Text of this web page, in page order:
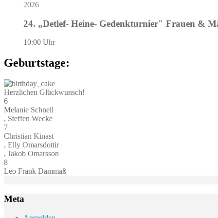
2026
24. „Detlef- Heine- Gedenkturnier" Frauen &
10:00 Uhr
Geburtstage:
Herzlichen Glückwunsch!
6
Melanie Schnell
, Steffen Wecke
7
Christian Kinast
, Elly Omarsdottir
, Jakob Omarsson
8
Leo Frank Dammaß
Meta